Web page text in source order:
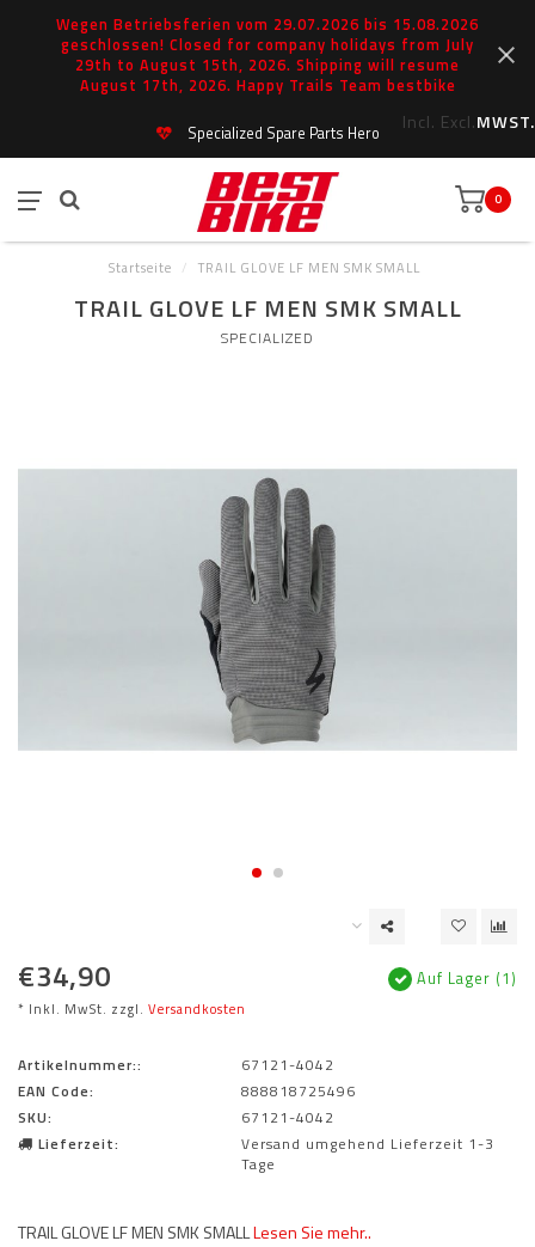
Wegen Betriebsferien vom 29.07.2026 bis 15.08.2026
geschlossen! Closed for company holidays from July
29th to August 15th, 2026. Shipping will resume
August 17th, 2026. Happy Trails Team bestbike
Incl. Excl.MWST.
Specialized Spare Parts Hero
0
Startseite / TRAIL GLOVE LF MEN SMK SMALL
TRAIL GLOVE LF MEN SMK SMALL
SPECIALIZED
€34,90
* Inkl. MwSt. zzgl. Versandkosten
Auf Lager (1)
Artikelnummer::
67121-4042
EAN Code:
888818725496
SKU:
67121-4042
Lieferzeit:
Versand umgehend Lieferzeit 1-3
Tage
TRAIL GLOVE LF MEN SMK SMALLLesen Sie mehr..